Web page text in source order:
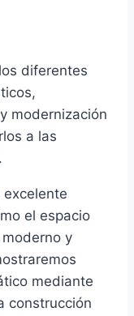
diferentes
modernización
a las
el espacio
y
mediante
construcción